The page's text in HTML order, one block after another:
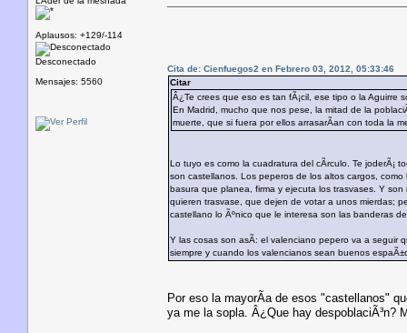
Aplausos: +129/-114
Desconectado
Mensajes: 5560
Cita de: Cienfuegos2 en Febrero 03, 2012, 05:33:46
Citar
Â¿Te crees que eso es tan fÃ¡cil, ese tipo o la Aguirre
En Madrid, mucho que nos pese, la mitad de la
muerte, que si fuera por ellos arrasarÃ­an con toda la
Lo tuyo es como la cuadratura del cÃ­rculo. Te joderÃ¡
son castellanos. Los peperos de los altos cargos,
basura que planea, firma y ejecuta los trasvases. Y
quieren trasvase, que dejen de votar a unos mierdas;
castellano lo Ãºnico que le interesa son las banderas
Y las cosas son asÃ­: el valenciano pepero va a seguir
siempre y cuando los valencianos sean buenos
Por eso la mayorÃ­a de esos "castellanos"
ya me la sopla. Â¿Que hay despoblaciÃ³n?